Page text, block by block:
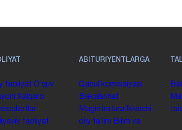
faoliyat Oʻquv
Xalqaro
faoliyat
ABITURIYENTLARGA
Qabul komissiyasi
Bakalavriat
Magistratura
Ikkinchi
oliy taʼlim Bilim va